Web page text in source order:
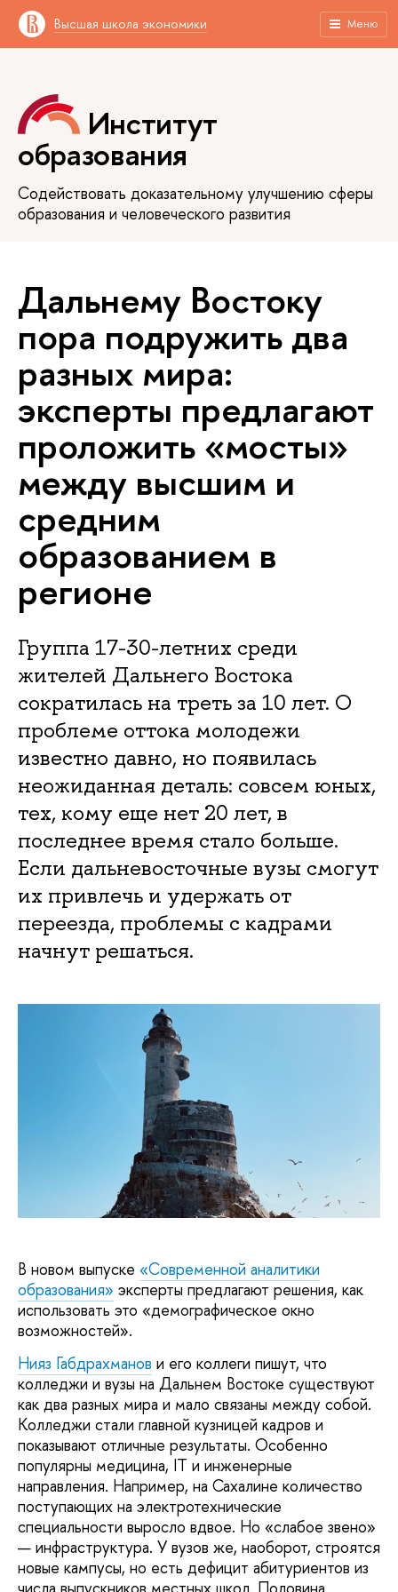
Высшая школа экономики Меню
Институт
образования
Содействовать доказательному улучшению сферы
образования и человеческого развития
Дальнему Востоку
пора подружить два
разных мира:
эксперты предлагают
проложить «мосты»
между высшим и
средним
образованием в
регионе
Группа 17-30-летних среди
жителей Дальнего Востока
сократилась на треть за 10 лет. О
проблеме оттока молодежи
известно давно, но появилась
неожиданная деталь: совсем юных,
тех, кому еще нет 20 лет, в
последнее время стало больше.
Если дальневосточные вузы смогут
их привлечь и удержать от
переезда, проблемы с кадрами
начнут решаться.
В новом выпуске «Современной аналитики
образования» эксперты предлагают решения, как
использовать это «демографическое окно
возможностей».
Нияз Габдрахманов и его коллеги пишут, что
колледжи и вузы на Дальнем Востоке существуют
как два разных мира и мало связаны между собой.
Колледжи стали главной кузницей кадров и
показывают отличные результаты. Особенно
популярны медицина, IT и инженерные
направления. Например, на Сахалине количество
поступающих на электротехнические
специальности выросло вдвое. Но «слабое звено»
— инфраструктура. У вузов же, наоборот, строятся
новые кампусы, но есть дефицит абитуриентов из